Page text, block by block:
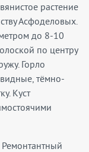
растение
Асфоделовых.
до 8-10
по центру
Горло
тёмно-
Куст
Ремонтантный